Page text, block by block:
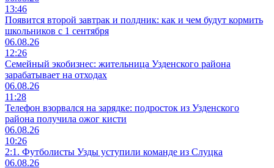
13:46
Появится второй завтрак и полдник: как и чем будут кормить
школьников с 1 сентября
06.08.26
12:26
Семейный экобизнес: жительница Узденского района
зарабатывает на отходах
06.08.26
11:28
Телефон взорвался на зарядке: подросток из Узденского
района получила ожог кисти
06.08.26
10:26
2:1. Футболисты Узды уступили команде из Слуцка
06.08.26